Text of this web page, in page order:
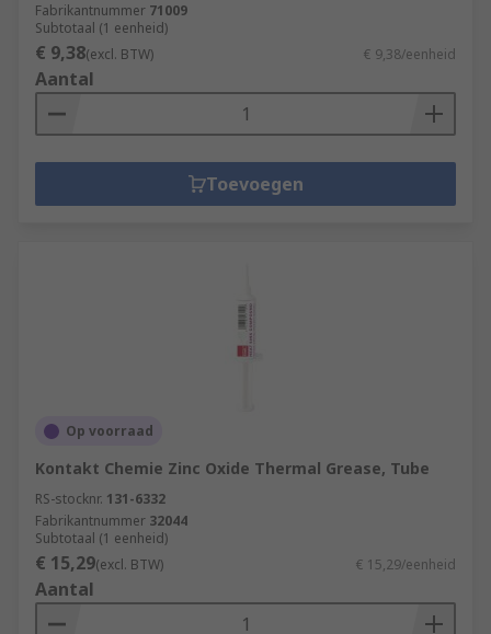
Fabrikantnummer 71009
Subtotaal (1 eenheid)
€ 9,38(excl. BTW) € 9,38/eenheid
Aantal
Toevoegen
Op voorraad
Kontakt Chemie Zinc Oxide Thermal Grease, Tube
RS-stocknr. 131-6332
Fabrikantnummer 32044
Subtotaal (1 eenheid)
€ 15,29(excl. BTW) € 15,29/eenheid
Aantal